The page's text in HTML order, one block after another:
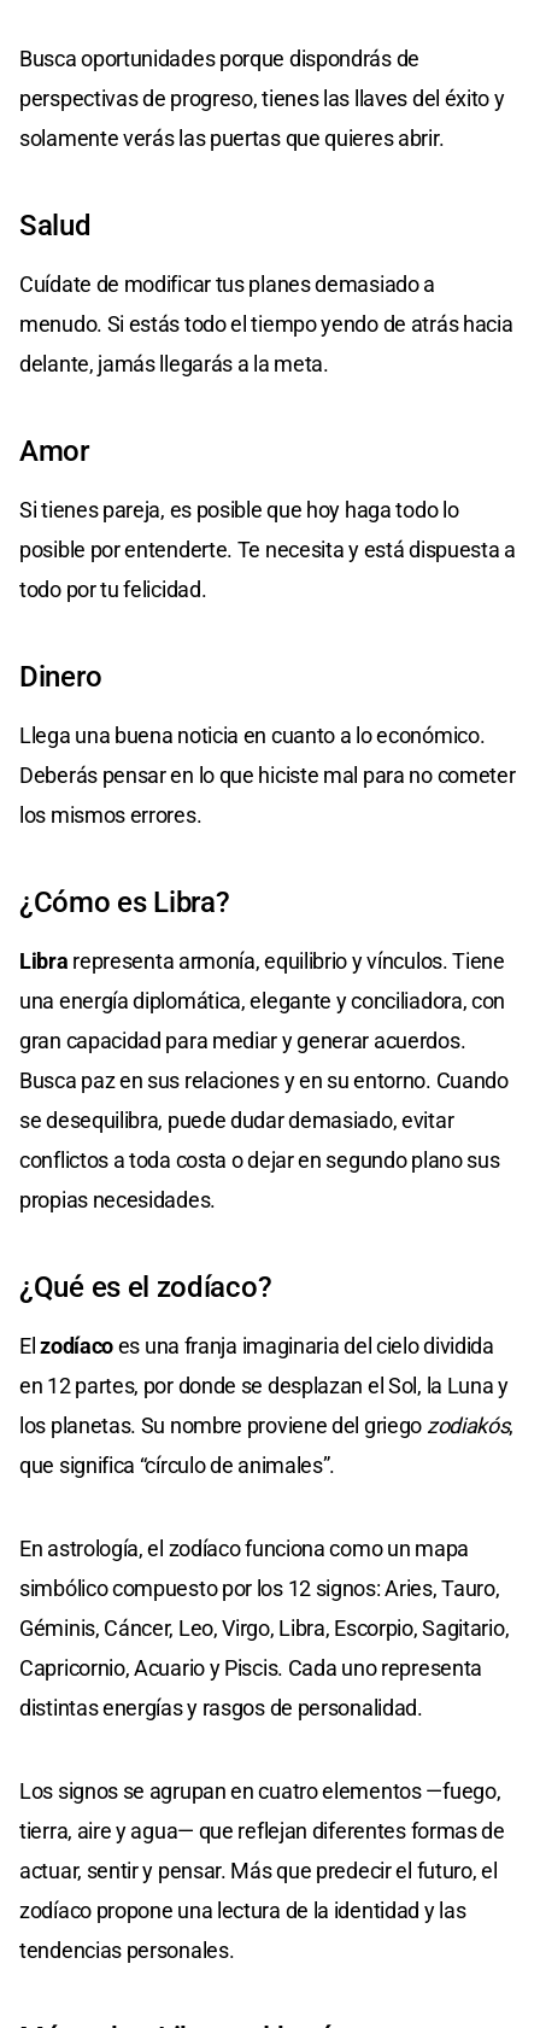
Busca oportunidades porque dispondrás de
perspectivas de progreso, tienes las llaves del éxito y
solamente verás las puertas que quieres abrir.
Salud
Cuídate de modificar tus planes demasiado a
menudo. Si estás todo el tiempo yendo de atrás hacia
delante, jamás llegarás a la meta.
Amor
Si tienes pareja, es posible que hoy haga todo lo
posible por entenderte. Te necesita y está dispuesta a
todo por tu felicidad.
Dinero
Llega una buena noticia en cuanto a lo económico.
Deberás pensar en lo que hiciste mal para no cometer
los mismos errores.
¿Cómo es Libra?
Libra representa armonía, equilibrio y vínculos. Tiene
una energía diplomática, elegante y conciliadora, con
gran capacidad para mediar y generar acuerdos.
Busca paz en sus relaciones y en su entorno. Cuando
se desequilibra, puede dudar demasiado, evitar
conflictos a toda costa o dejar en segundo plano sus
propias necesidades.
¿Qué es el zodíaco?
Elzodíacoes una franja imaginaria del cielo dividida
en 12 partes, por donde se desplazan el Sol, la Luna y
los planetas. Su nombre proviene del griego zodiakós,
que significa “círculo de animales”.
En astrología, el zodíaco funciona como un mapa
simbólico compuesto por los 12 signos: Aries, Tauro,
Géminis, Cáncer, Leo, Virgo, Libra, Escorpio, Sagitario,
Capricornio, Acuario y Piscis. Cada uno representa
distintas energías y rasgos de personalidad.
Los signos se agrupan en cuatro elementos —fuego,
tierra, aire y agua— que reflejan diferentes formas de
actuar, sentir y pensar. Más que predecir el futuro, el
zodíaco propone una lectura de la identidad y las
tendencias personales.